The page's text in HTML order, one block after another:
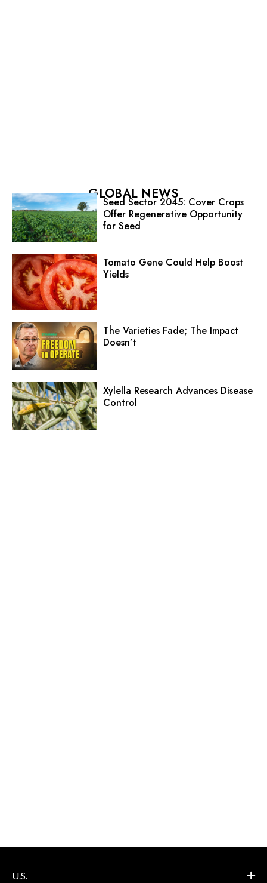
GLOBAL NEWS
Seed Sector 2045: Cover Crops
Offer Regenerative Opportunity
for Seed
Tomato Gene Could Help Boost
Yields
The Varieties Fade; The Impact
Doesn’t
Xylella Research Advances Disease
Control
U.S.